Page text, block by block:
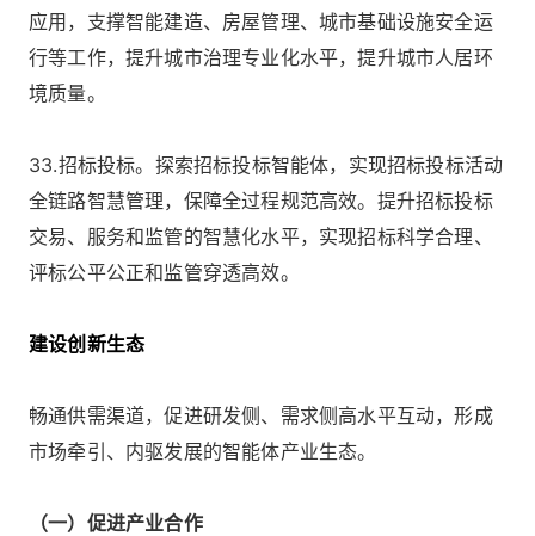
应用，支撑智能建造、房屋管理、城市基础设施安全运
行等工作，提升城市治理专业化水平，提升城市人居环
境质量。
33.招标投标。探索招标投标智能体，实现招标投标活动
全链路智慧管理，保障全过程规范高效。提升招标投标
交易、服务和监管的智慧化水平，实现招标科学合理、
评标公平公正和监管穿透高效。
建设创新生态
畅通供需渠道，促进研发侧、需求侧高水平互动，形成
市场牵引、内驱发展的智能体产业生态。
（一）促进产业合作